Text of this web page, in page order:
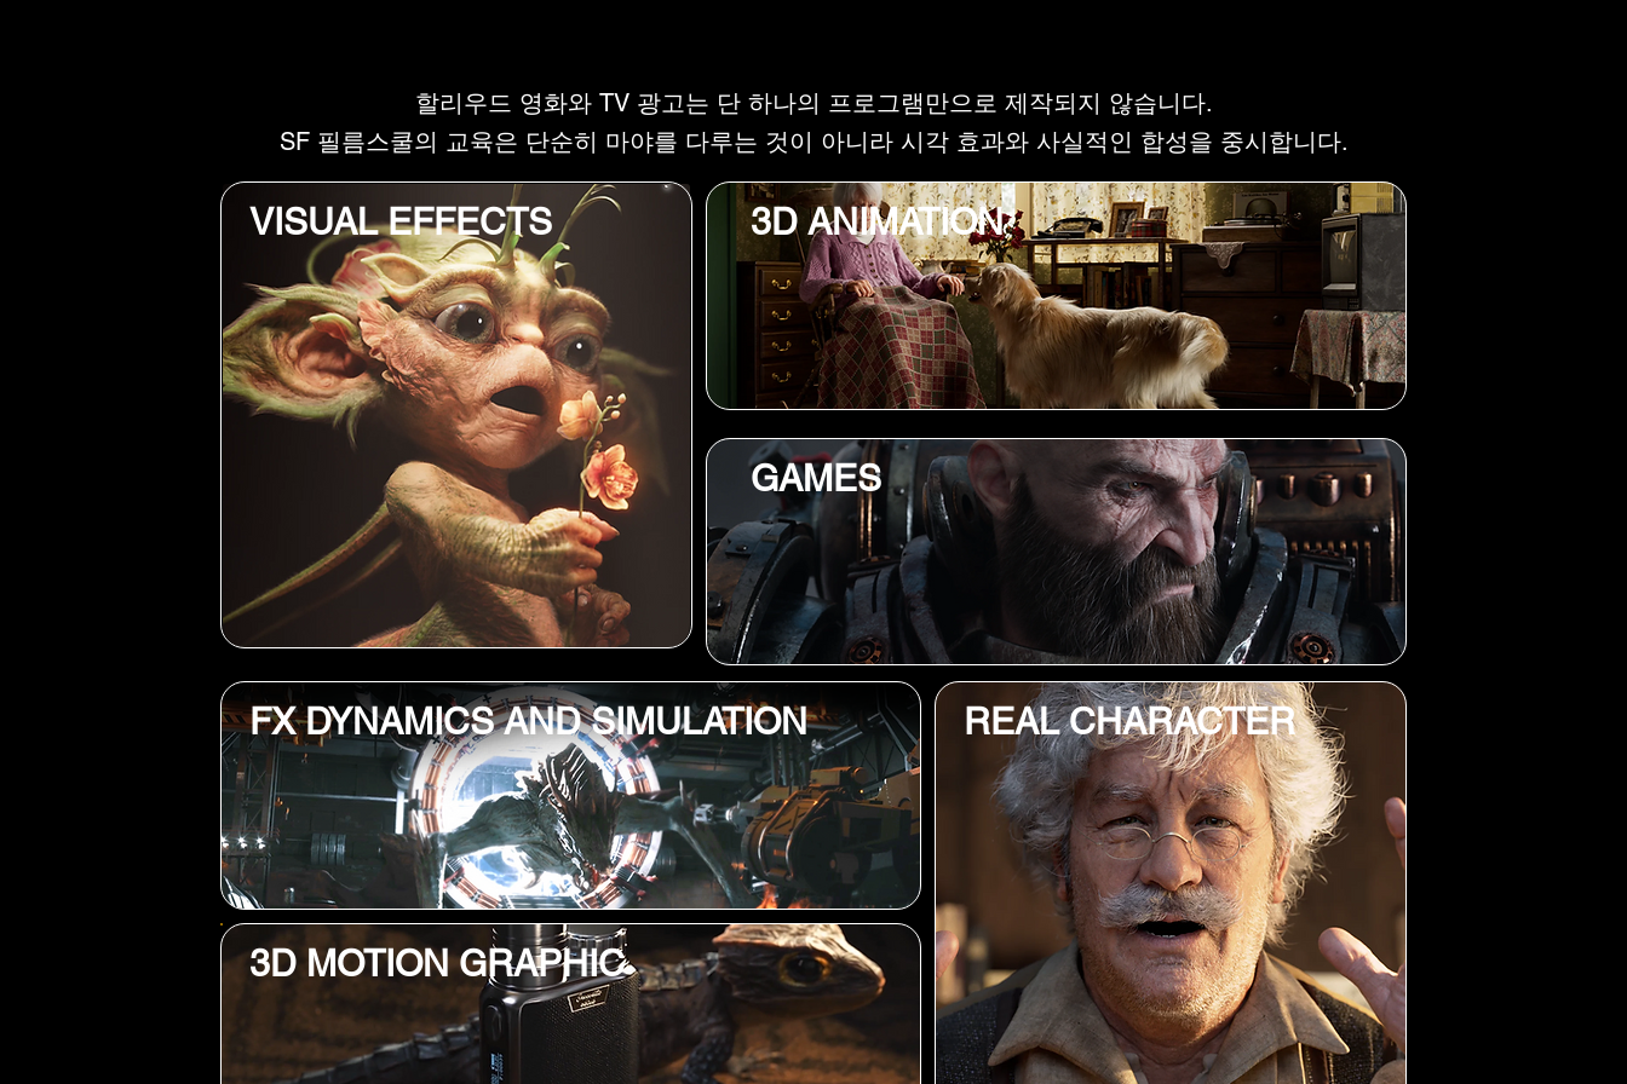
할리우드 영화와 TV 광고는 단 하나의 프로그램만으로 제작되지 않습니다.
SF 필름스쿨의 교육은 단순히 마야를 다루는 것이 아니라 시각 효과와 사실적인 합성을 중시합니다.
VISUAL EFFECTS 3D ANIMATION
GAMES
FX DYNAMICS AND SIMULATION
3D MOTION GRAPHIC
REAL CHARACTER